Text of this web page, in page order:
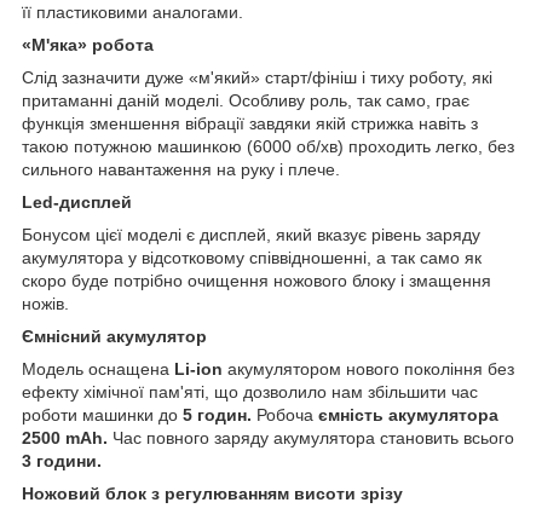
її пластиковими аналогами.
«М'яка» робота
Слід зазначити дуже «м'який» старт/фініш і тиху роботу, які
притаманні даній моделі. Особливу роль, так само, грає
функція зменшення вібрації завдяки якій стрижка навіть з
такою потужною машинкою (6000 об/хв) проходить легко, без
сильного навантаження на руку і плече.
Led-дисплей
Бонусом цієї моделі є дисплей, який вказує рівень заряду
акумулятора у відсотковому співвідношенні, а так само як
скоро буде потрібно очищення ножового блоку і змащення
ножів.
Ємнісний акумулятор
Модель оснащена Li-ion акумулятором нового покоління без
ефекту хімічної пам'яті, що дозволило нам збільшити час
роботи машинки до 5 годин. Робоча ємність акумулятора
2500 mAh. Час повного заряду акумулятора становить всього
3 години.
Ножовий блок з регулюванням висоти зрізу